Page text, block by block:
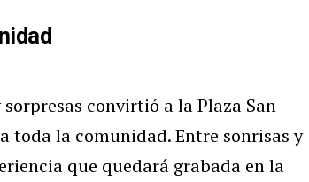
convirtió a la Plaza San
toda la comunidad. Entre sonrisas y
que quedará grabada en la